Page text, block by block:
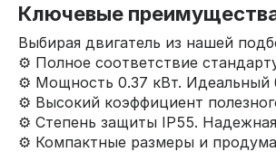
Ключевые
Выбирая двигатель из нашей
⚙️ Полное соответствие
⚙️ Мощность 0.37 кВт. Идеальный
⚙️ Высокий коэффициент
⚙️ Степень защиты IP55.
⚙️ Компактные размеры и